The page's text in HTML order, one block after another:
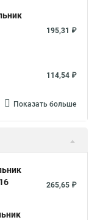
195,31 ₽
114,54 ₽
Показать больше
265,65 ₽